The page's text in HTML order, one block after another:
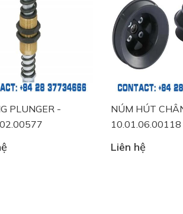
NÚM HÚT CHÂN KHÔNG -
10.01.06.00118